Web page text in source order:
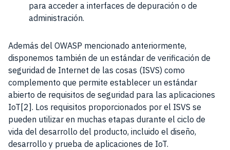
para acceder a interfaces de depuración o de
administración.
Además del OWASP mencionado anteriormente,
disponemos también de un estándar de verificación de
seguridad de Internet de las cosas (ISVS) como
complemento que permite establecer un estándar
abierto de requisitos de seguridad para las aplicaciones
IoT[2]. Los requisitos proporcionados por el ISVS se
pueden utilizar en muchas etapas durante el ciclo de
vida del desarrollo del producto, incluido el diseño,
desarrollo y prueba de aplicaciones de IoT.